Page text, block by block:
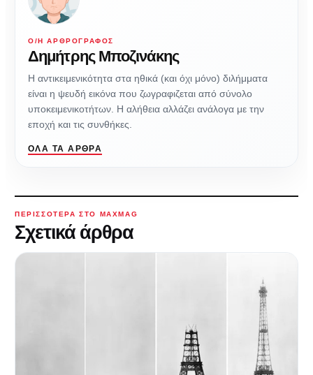
Ο/Η ΑΡΘΡΟΓΡΆΦΟΣ
Δημήτρης Μποζινάκης
H αντικειμενικότητα στα ηθικά (και όχι μόνο) διλήμματα
είναι η ψευδή εικόνα που ζωγραφιζεται από σύνολο
υποκειμενικοτήτων. Η αλήθεια αλλάζει ανάλογα με την
εποχή και τις συνθήκες.
ΌΛΑ ΤΑ ΆΡΘΡΑ
ΠΕΡΙΣΣΌΤΕΡΑ ΣΤΟ MAXMAG
Σχετικά άρθρα